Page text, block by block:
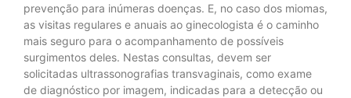
prevenção para inúmeras doenças. E, no caso dos miomas,
as visitas regulares e anuais ao ginecologista é o caminho
mais seguro para o acompanhamento de possíveis
surgimentos deles. Nestas consultas, devem ser
solicitadas ultrassonografias transvaginais, como exame
de diagnóstico por imagem, indicadas para a detecção ou